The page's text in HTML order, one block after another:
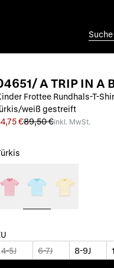
Suche
A TRIP IN A
Frottee Rundhals-T-
weiß gestreift
€89,50 €inkl. MwSt.
4-5J 6-7J 8-9J